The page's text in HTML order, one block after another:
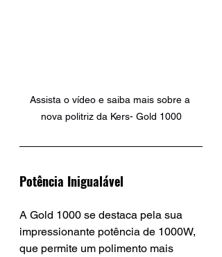
Assista o vídeo e saiba mais sobre a
nova politriz da Kers- Gold 1000
Potência Inigualável
A Gold 1000 se destaca pela sua
impressionante potência de 1000W,
que permite um polimento mais